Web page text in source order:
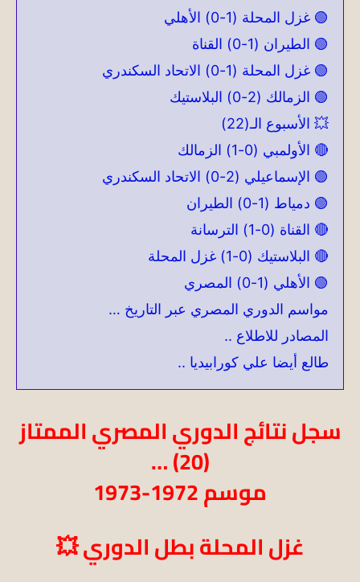
🟢 غزل المحلة (1-0) الأهلي
🟢 الطيران (1-0) القناة
🟢 غزل المحلة (1-0) الاتحاد السكندري
🟢 الزمالك (2-0) البلاستيك
💥 الأسبوع الـ(22)
🔴 الأولمبي (0-1) الزمالك
🟢 الإسماعيلي (2-0) الاتحاد السكندري
🟢 دمياط (1-0) الطيران
🔴 القناة (0-1) الترسانة
🔴 البلاستيك (0-1) غزل المحلة
🟢 الأهلي (1-0) المصري
مواسم الدوري المصري عبر التاريخ …
المصادر للاطلاع ..
طالع أيضا علي كورابيديا ..
سجل نتائج الدوري المصري الممتاز
(20) …
موسم 1972-1973
غزل المحلة بطل الدوري 💥